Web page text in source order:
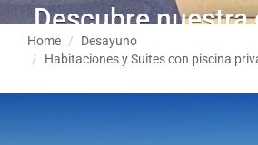
Descubre
Home
Desayuno
Habitaciones y Suites con piscina